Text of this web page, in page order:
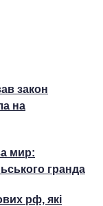
закон
на
мир:
гранда
рф, які